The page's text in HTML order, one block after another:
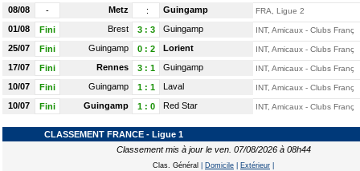
08/08 - Metz : Guingamp FRA, Ligue 2
01/08 Fini Brest 3: 3 Guingamp INT, Amicaux - Clubs
25/07 Fini Guingamp 0: 2 Lorient INT, Amicaux - Clubs
17/07 Fini Rennes 3: 1 Guingamp INT, Amicaux - Clubs
10/07 Fini Guingamp 1: 1 Laval INT, Amicaux - Clubs
10/07 Fini Guingamp 1: 0 Red Star INT, Amicaux - Clubs
CLASSEMENT FRANCE - Ligue 1
Classement mis à jour le ven. 07/08/2026 à 08h44
Clas. Général Domicile Extérieur